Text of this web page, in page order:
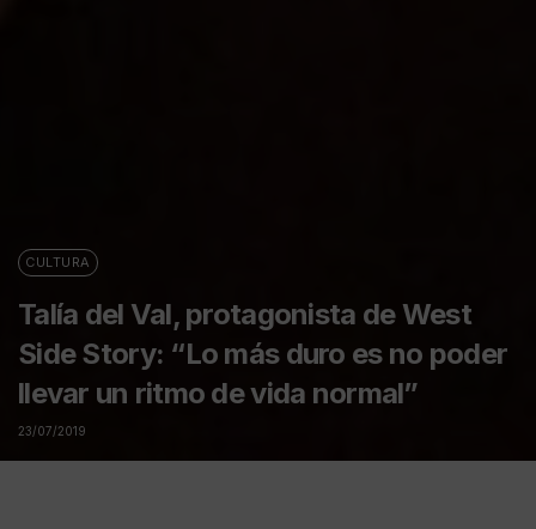
CULTURA
Talía del Val, protagonista de West
Side Story: “Lo más duro es no poder
llevar un ritmo de vida normal”
23/07/2019